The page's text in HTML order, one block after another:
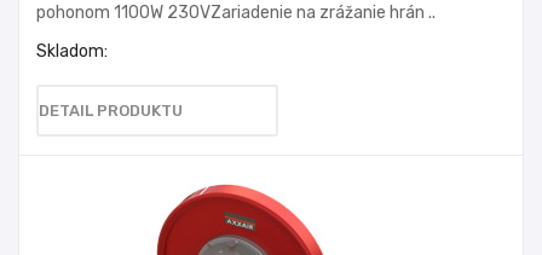
pohonom 1100W 230VZariadenie na zrážanie hrán ..
Skladom:
DETAIL PRODUKTU